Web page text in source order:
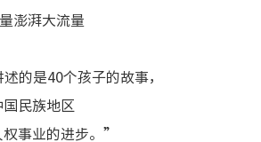
澎湃大流量
的是40个孩子的故事，
民族地区
事业的进步。”